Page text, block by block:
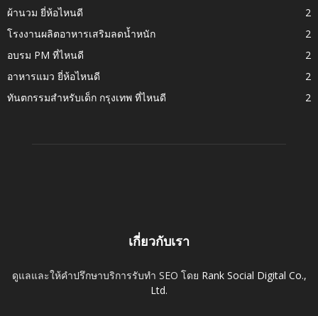
ผ้านวม ยี่ห้อไหนดี
2
โรงงานผลิตอาหารเสริมลดน้ำหนัก
2
อบรม PM ที่ไหนดี
2
อาหารแมว ยี่ห้อไหนดี
2
ทันตกรรมสำหรับเด็ก กรุงเทพ ที่ไหนดี
2
เกี่ยวกับเรา
ดูแลและให้คำปรึกษาบริการรับทำ SEO โดย Rank Social Digital Co.,
Ltd.